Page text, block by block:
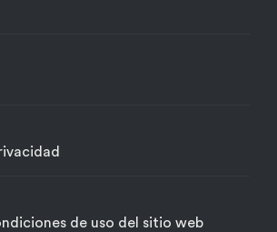
de uso del sitio web